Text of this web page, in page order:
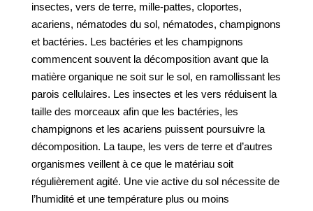
insectes, vers de terre, mille-pattes, cloportes,
acariens, nématodes du sol, nématodes, champignons
et bactéries. Les bactéries et les champignons
commencent souvent la décomposition avant que la
matière organique ne soit sur le sol, en ramollissant les
parois cellulaires. Les insectes et les vers réduisent la
taille des morceaux afin que les bactéries, les
champignons et les acariens puissent poursuivre la
décomposition. La taupe, les vers de terre et d’autres
organismes veillent à ce que le matériau soit
régulièrement agité. Une vie active du sol nécessite de
l’humidité et une température plus ou moins